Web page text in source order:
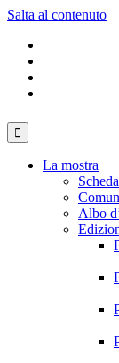
Salta al contenuto
La mostra
Albo